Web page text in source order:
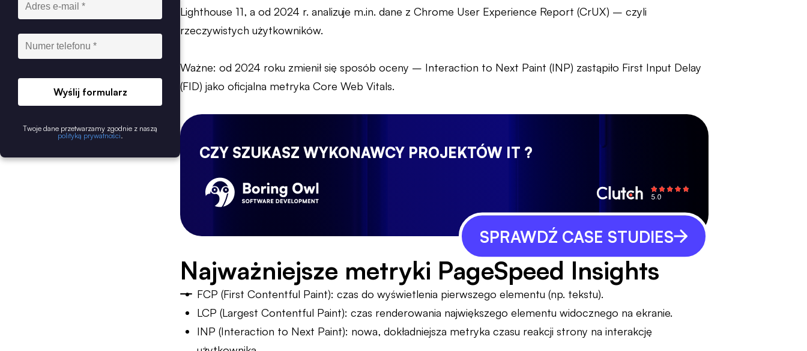
Wyślij formularz
Twoje dane przetwarzamy zgodnie z naszą
polityką prywatności
Lighthouse 11, a od 2024 r. analizuje m.in. dane z Chrome User Experience Report (CrUX) – czyli
rzeczywistych użytkowników.
Ważne: od 2024 roku zmienił się sposób oceny – Interaction to Next Paint (INP) zastąpiło First Input Delay
(FID) jako oficjalna metryka Core Web Vitals.
CZY SZUKASZ WYKONAWCY PROJEKTÓW IT ?
SPRAWDŹ CASE STUDIES
Najważniejsze metryki PageSpeed Insights
FCP (First Contentful Paint): czas do wyświetlenia pierwszego elementu (np. tekstu).
LCP (Largest Contentful Paint): czas renderowania największego elementu widocznego na ekranie.
INP (Interaction to Next Paint): nowa, dokładniejsza metryka czasu reakcji strony na interakcję